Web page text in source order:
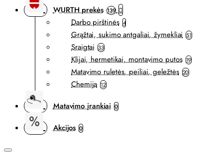
WURTH prekės 139
Darbo pirštinės 4
Grąžtai, sukimo antgaliai, žymekliai 51
Sraigtai 33
Klijai, hermetikai, montavimo putos 19
Matavimo ruletės, peiliai, geležtės 20
Chemija 12
Matavimo įrankiai 0
Akcijos 0